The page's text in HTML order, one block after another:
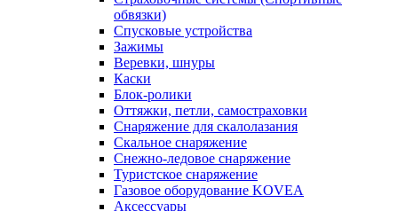
обвязки)
Спусковые устройства
Зажимы
Веревки, шнуры
Каски
Блок-ролики
Оттяжки, петли, самостраховки
Снаряжение для скалолазания
Скальное снаряжение
Снежно-ледовое снаряжение
Туристское снаряжение
Газовое оборудование KOVEA
Аксессуары